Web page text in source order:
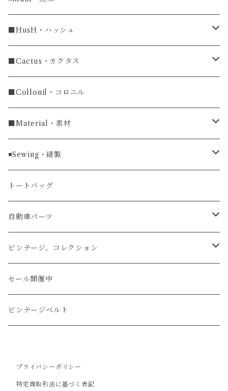
ラグ幅18mm
ラグ幅19mm
ラグ幅20mm
ラグ幅22mm
ラグ幅24mm
長財布
長財布
ラウンドファスナー長財布
名刺入れ
小銭入れ
キーケース
時計ベルト
マネークリップ
腕時計
■HusH・ハッシュ
ラウンドファスナー
カードケース
マウスパッド
コインケース
キーホルダー
キーケース
■Cactus・カクタス
コインケース
キーホルダー
ライターケース
レザーウォッチ
文字盤Mサイズ（φ33mm）
文字盤Sサイズ（φ26mm）
レザーウォレット
ロング
ショート
タバコケース
カードケース
ウォレットロープ
■Collonil・コロニル
■Material・素材
クロコダイル
パイソン
リザード
エレファント
ガルーシャ（エイ）
アリゲーター
コードバン
◾️Sewing・縫製
ハンドステッチ（手縫い）仕立て
ミシンステッチ仕立て
トートバッグ
自動車パーツ
ステアリング
シフトノブ
ビンテージ、コレクション
ウッドキーホルダー
ZIPPO/ジッポー・ライター
セール開催中
ビンテージベルト
プライバシーポリシー
特定商取引法に基づく表記